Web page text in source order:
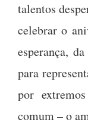
talentos
celebrar o
esperança,
para
por
comum – o